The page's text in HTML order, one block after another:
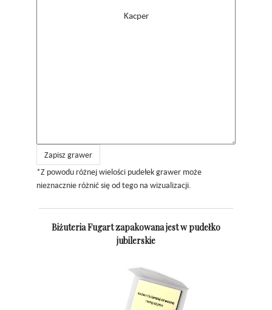
Zapisz grawer
*Z powodu różnej wielości pudełek grawer może
nieznacznie różnić się od tego na wizualizacji.
Biżuteria Fugart zapakowana jest w pudełko
jubilerskie